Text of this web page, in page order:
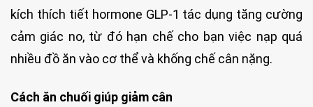
kích thích tiết hormone GLP-1 tác dụng tăng cường
cảm giác no, từ đó hạn chế cho bạn việc nạp quá
nhiều đồ ăn vào cơ thể và khống chế cân nặng.
Cách ăn chuối giúp giảm cân